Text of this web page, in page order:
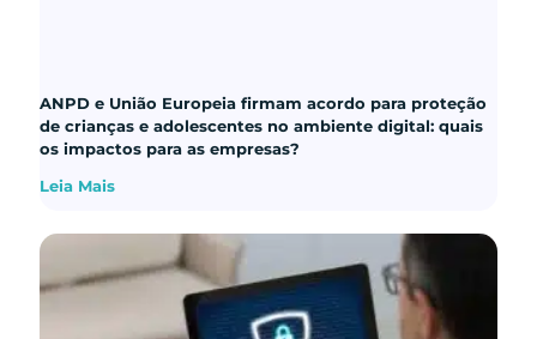
ANPD e União Europeia firmam acordo para proteção
de crianças e adolescentes no ambiente digital: quais
os impactos para as empresas?
Leia Mais